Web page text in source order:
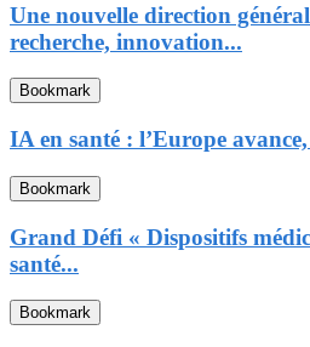
Une nouvelle direction
recherche, innovation...
Bookmark
IA en santé : l’Europe
Bookmark
Grand Défi « Dispositifs
santé...
Bookmark